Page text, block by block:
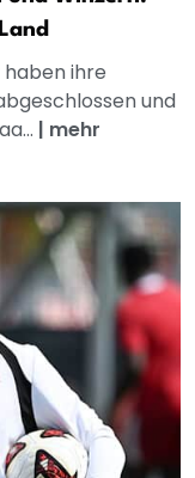
ihre
und
| mehr